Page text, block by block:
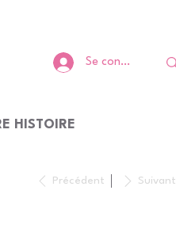
Se connecter
HISTOIRE
Précédent Suivant